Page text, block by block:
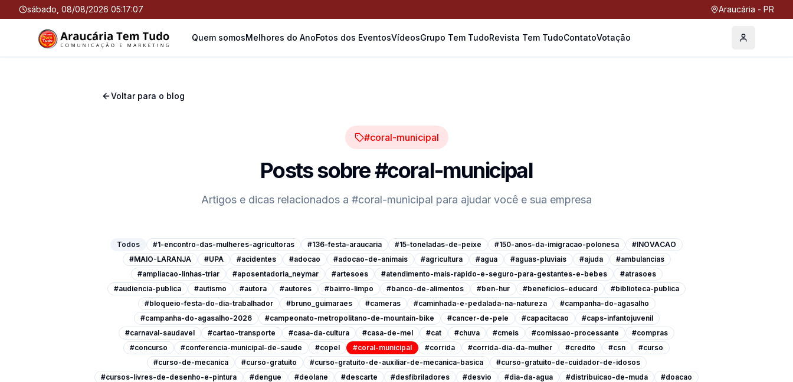
sábado, 08/08/2026 05:17:07 Araucária - PR
Quem somosMelhores do AnoFotos dos EventosVídeosGrupo Tem TudoRevista Tem TudoContatoVotação Perfil
Voltar para o blog
#coral-municipal
Posts sobre#coral-municipal
Artigos e dicas relacionados a #coral-municipal para ajudar você e sua empresa
Todos #1-encontro-das-mulheres-agricultoras #136-festa-araucaria #15-toneladas-de-peixe #150-anos-da-imigracao-polonesa
#INOVACAO
#MAIO-LARANJA
#UPA #acidentes #adocao #adocao-de-animais #agricultura #agua #aguas-pluviais #ajuda
#ambulancias
#ampliacao-linhas-triar
#aposentadoria_neymar #artesoes #atendimento-mais-rapido-e-seguro-para-gestantes-e-bebes
#atrasoes
#audiencia-publica
#autismo #autora #autores #bairro-limpo #banco-de-alimentos #ben-hur #beneficios-educard
#biblioteca-publica
#bloqueio-festa-do-dia-trabalhador
#bruno_guimaraes #cameras #caminhada-e-pedalada-na-natureza
#campanha-do-agasalho
#campanha-do-agasalho-2026
#campeonato-metropolitano-de-mountain-bike #cancer-de-pele #capacitacao
#caps-infantojuvenil
#carnaval-saudavel
#cartao-transporte #casa-da-cultura #casa-de-mel #cat #chuva #cmeis #comissao-processante
#compras
#concurso
#conferencia-municipal-de-saude #copel #coral-municipal #corrida #corrida-dia-da-mulher #credito #csn
#curso
#curso-de-mecanica
#curso-gratuito #curso-gratuito-de-auxiliar-de-mecanica-basica
#curso-gratuito-de-cuidador-de-idosos
#cursos-livres-de-desenho-e-pintura
#dengue #deolane #descarte #desfibriladores #desvio #dia-da-agua #distribuicao-de-muda
#doacao